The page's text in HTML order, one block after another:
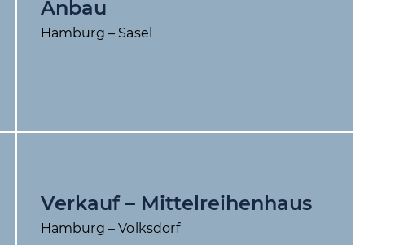
Anbau
Hamburg – Sasel
Verkauf – Mittelreihenhaus
Hamburg – Volksdorf